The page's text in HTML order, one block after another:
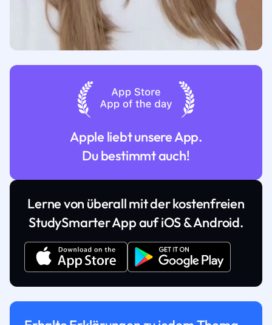
Apple liebt unsere App.
Du bestimmt auch!
Lerne von überall mit der kostenfreien
StudySmarter App auf iOS & Android.